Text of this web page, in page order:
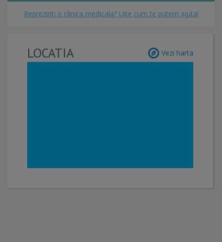
Reprezinti o clinica medicala? Uite cum te putem ajuta!
LOCATIA Vezi harta